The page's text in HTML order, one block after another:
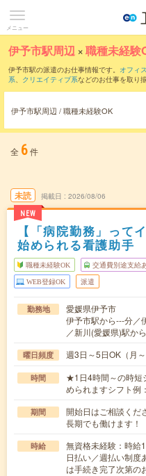
メニュー
伊予市駅周辺 ×職種未経験
伊予市駅の派遣のお仕事情報です。 オフィ
系、 クリエイティブ系などのお仕事を取り
伊予市駅周辺 / 職種未経験OK
全 6件
未読
NEW
掲載日 2026/08/06
【「病院勤務」って
始められる看護助手
職種未経験OK 交通費別途支給
WEB登録OK 派遣
勤務地
愛媛県伊予市
伊予市駅から---分／
／新川(愛媛県)駅か
曜日頻度 週3日～5日OK（月
時間
★1日4時間～の時短
められますシフト
期間
開始日はご相談く
長期でも働けます！
時給
無資格未経験：時
日払い／週払い制度
は手続き完了次第の